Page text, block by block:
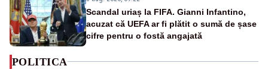
Scandal uriaș la FIFA. Gianni Infantino,
acuzat că UEFA ar fi plătit o sumă de șase
cifre pentru o fostă angajată
POLITICA